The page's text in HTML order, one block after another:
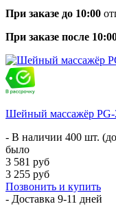
При заказе до 10:00
При заказе после
Шейный массажёр
- В наличии 400 шт.
было
3 581 руб
3 255 руб
Позвонить и купить
- Доставка 9-11 дней